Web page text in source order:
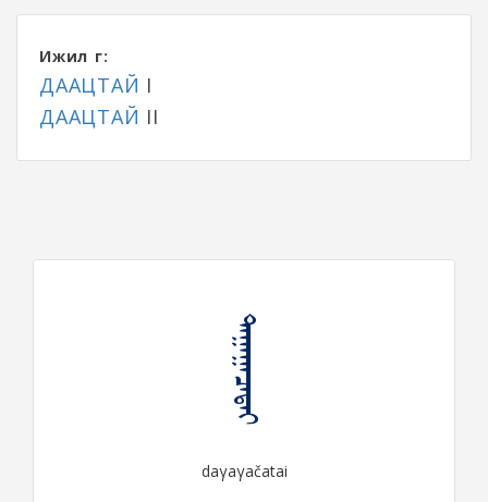
Ижил үг:
ДААЦТАЙ I
ДААЦТАЙ II
ᠳᠠᠭᠠᠭᠠᠴᠠᠲᠠᠶ
daγaγačatai